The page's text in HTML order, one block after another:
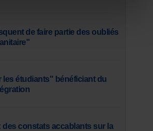
de faire partie des oubliés
les étudiants" bénéficiant du
des constats accablants sur la